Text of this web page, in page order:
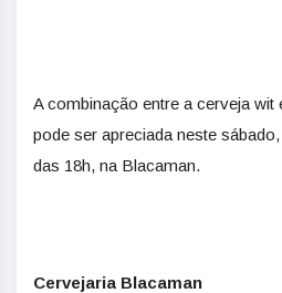
A combinação entre a cerveja wit
pode ser apreciada neste
das 18h, na Blacaman.
Cervejaria Blacaman